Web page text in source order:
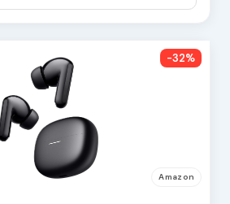
-32%
Amazon